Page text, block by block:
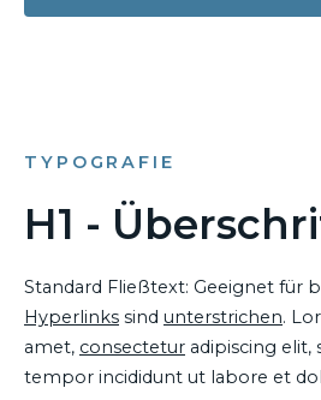
TYPOGRAFIE
H1 -
Standard Fließtext: Geeignet für
Hyperlinks sind unterstrichen.
amet, consectetur adipiscing elit,
tempor incididunt ut labore et